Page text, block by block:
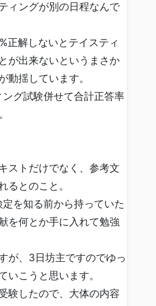
ィングが別の日程なんで
正解しないとテイスティ
が出来ないというまさか
動揺しています。
グ試験併せて合計正答率
ストだけでなく、参考文
るとのこと。
を知る前から持っていた
を何とか手に入れて勉強
が、3日坊主ですのでゆっ
いこうと思います。
験したので、大体の内容